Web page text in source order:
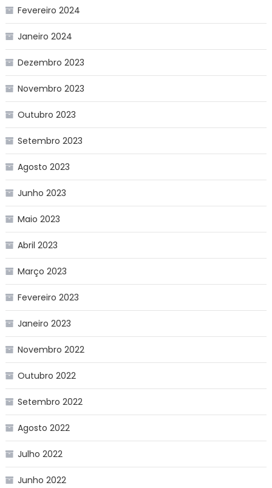
Fevereiro 2024
Janeiro 2024
Dezembro 2023
Novembro 2023
Outubro 2023
Setembro 2023
Agosto 2023
Junho 2023
Maio 2023
Abril 2023
Março 2023
Fevereiro 2023
Janeiro 2023
Novembro 2022
Outubro 2022
Setembro 2022
Agosto 2022
Julho 2022
Junho 2022